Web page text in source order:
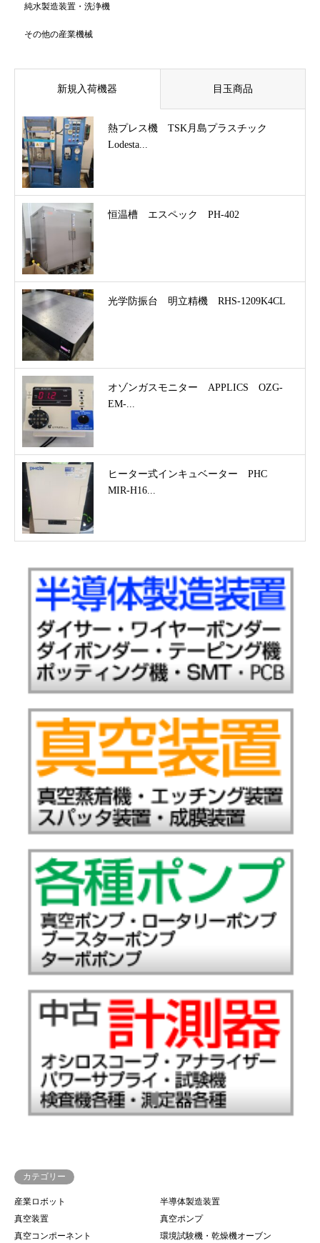
純水製造装置・洗浄機
その他の産業機械
新規入荷機器 目玉商品
熱プレス機 TSK月島プラスチック
Lodesta...
恒温槽 エスペック PH-402
光学防振台 明立精機 RHS-1209K4CL
オゾンガスモニター APPLICS OZG-
EM-...
ヒーター式インキュベーター PHC
MIR-H16...
カテゴリー
産業ロボット
半導体製造装置
真空装置
真空ポンプ
真空コンポーネント
環境試験機・乾燥機オーブン